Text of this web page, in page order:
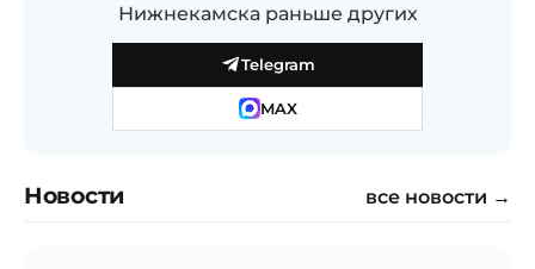
Нижнекамска раньше других
Telegram
MAX
Новости все новости →